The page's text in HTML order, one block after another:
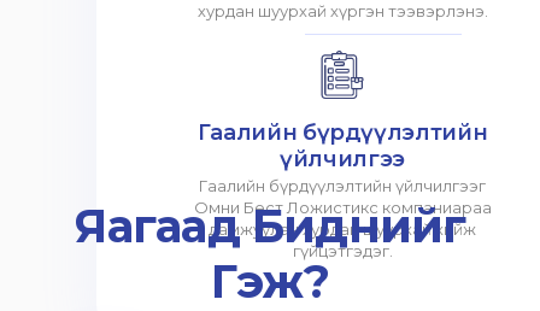
хурдан шуурхай хүргэн тээвэрлэнэ.
Гаалийн бүрдүүлэлтийн
үйлчилгээ
Гаалийн бүрдүүлэлтийн үйлчилгээг
Омни Бест Ложистикс компаниараа
дамжуулан хурдан шуурхай хийж
гүйцэтгэдэг.
Яагаад Биднийг
Гэж?